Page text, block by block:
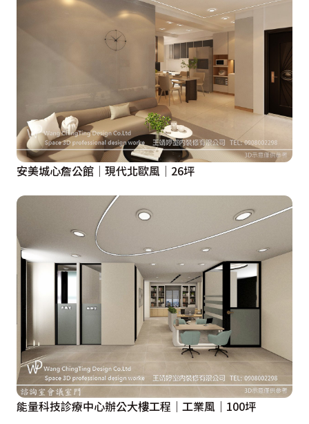
安美城心詹公館│現代北歐風│26坪
能量科技診療中心辦公大樓工程｜工業風｜100坪